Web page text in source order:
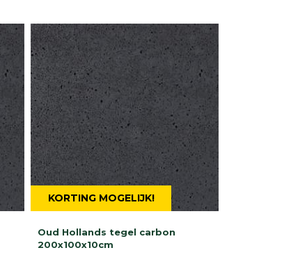
KORTING MOGELIJK!
Oud Hollands tegel carbon
200x100x10cm